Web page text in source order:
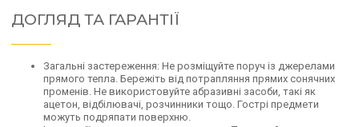
ДОГЛЯД ТА ГАРАНТІЇ
Загальні застереження: Не розміщуйте поруч із джерелами
прямого тепла. Бережіть від потрапляння прямих сонячних
променів. Не використовуйте абразивні засоби, такі як
ацетон, відбілювачі, розчинники тощо. Гострі предмети
можуть подряпати поверхню.